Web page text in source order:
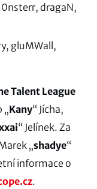
dragaN,
gluMWall,
Talent League
„Kany“ Jícha,
“ Jelínek. Za
„shadye“
informace o
.